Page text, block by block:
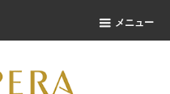
メニュー